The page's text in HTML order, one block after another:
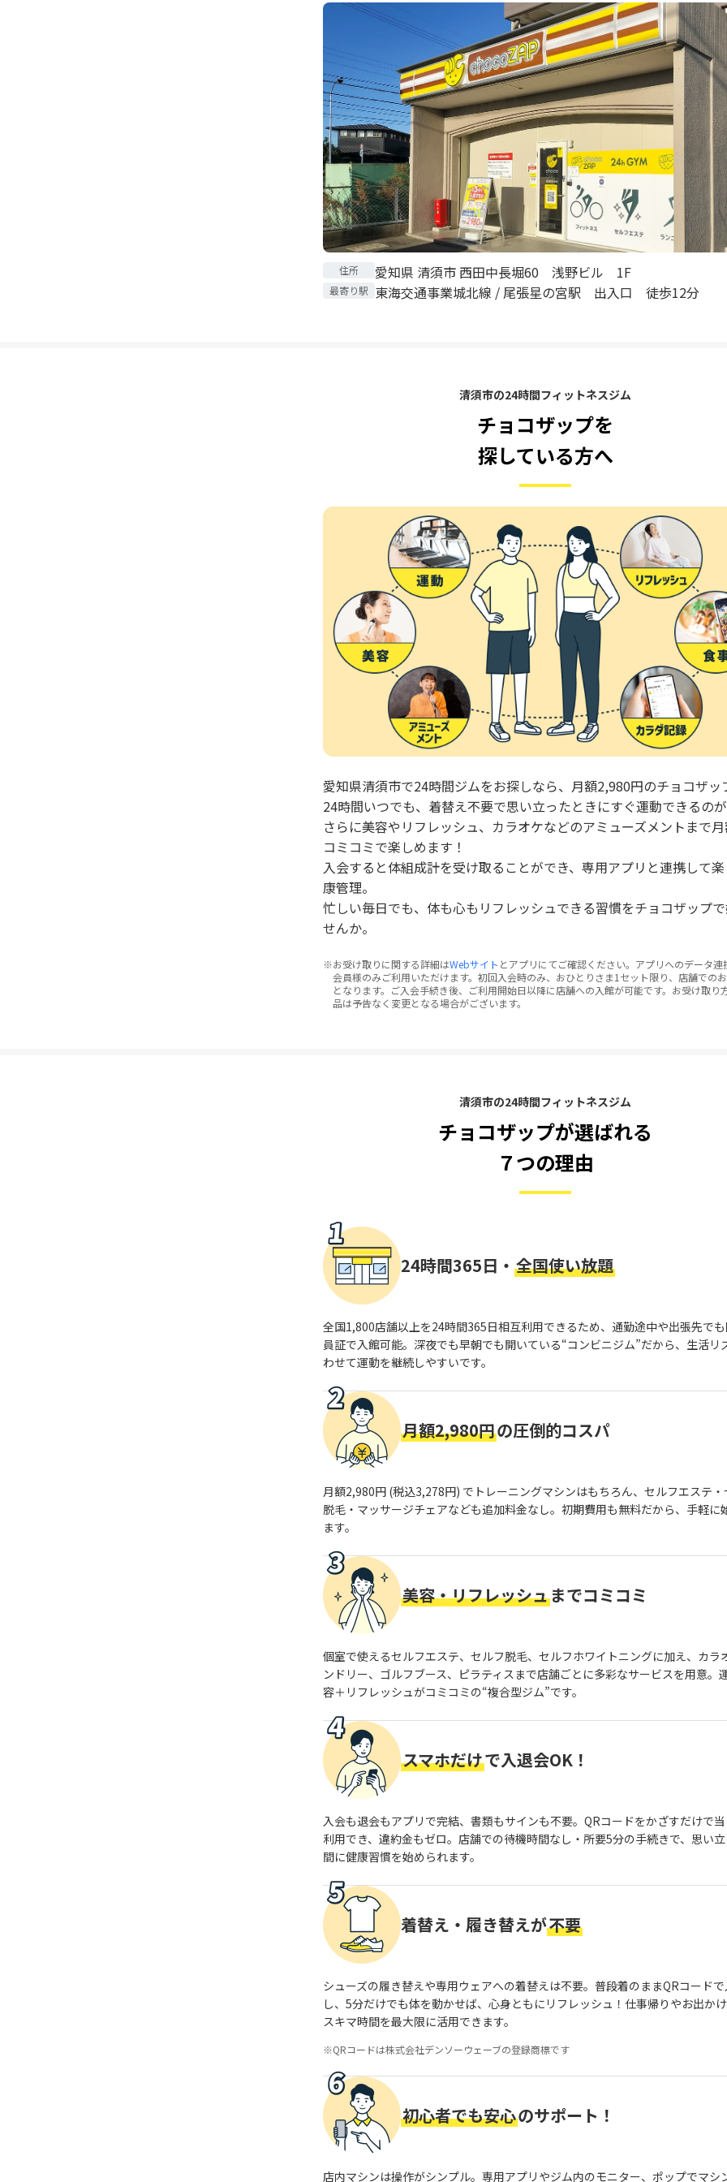
住所 愛知県 清須市 西田中長堀60 浅野ビル 1F
最寄り駅 東海交通事業城北線 / 尾張星の宮駅 出入口 徒歩12分
清須市の24時間フィットネスジム
チョコザップを
探している方へ
愛知県清須市で24時間ジムをお探しなら、月額2,980円のチョコザッ
24時間いつでも、着替え不要で思い立ったときにすぐ運動できるのが
さらに美容やリフレッシュ、カラオケなどのアミューズメントまで
コミコミで楽しめます！
入会すると体組成計を受け取ることができ、専用アプリと連携して
康管理。
忙しい毎日でも、体も心もリフレッシュできる習慣をチョコザップ
せんか。
お受け取りに関する詳細はWebサイト とアプリにてご確認ください。アプリへのデータ連
会員様のみご利用いただけます。初回入会時のみ、おひとりさま1セット限り、店舗での
となります。ご入会手続き後、ご利用開始日以降に店舗への入館が可能です。お受け取り
品は予告なく変更となる場合がございます。
清須市の24時間フィットネスジム
チョコザップが選ばれる
７つの理由
24時間365日・ 全国使い放題
全国1,800店舗以上を24時間365日相互利用できるため、通勤途中や出張先で
員証で入館可能。深夜でも早朝でも開いている“コンビニジム”だから、生活リ
わせて運動を継続しやすいです。
月額2,980円の圧倒的コスパ
月額2,980円 (税込3,278円) でトレーニングマシンはもちろん、セルフエステ・
脱毛・マッサージチェアなども追加料金なし。初期費用も無料だから、手軽に
ます。
美容・リフレッシュまでコミコミ
個室で使えるセルフエステ、セルフ脱毛、セルフホワイトニングに加え、カラ
ンドリー、ゴルフブース、ピラティスまで店舗ごとに多彩なサービスを用意。
容＋リフレッシュがコミコミの“複合型ジム”です。
スマホだけで入退会OK！
入会も退会もアプリで完結、書類もサインも不要。QRコードをかざすだけで
利用でき、違約金もゼロ。店舗での待機時間なし・所要5分の手続きで、思い
間に健康習慣を始められます。
着替え・履き替えが不要
シューズの履き替えや専用ウェアへの着替えは不要。普段着のままQRコード
し、5分だけでも体を動かせば、心身ともにリフレッシュ！仕事帰りやお出か
スキマ時間を最大限に活用できます。
QRコードは株式会社デンソーウェーブの登録商標です
初心者でも安心のサポート！
店内マシンは操作がシンプル。専用アプリやジム内のモニター、ポップでマシ